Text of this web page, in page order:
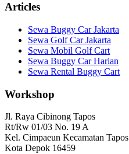
Articles
Sewa Buggy Car Jakarta
Sewa Golf Car Jakarta
Sewa Mobil Golf Cart
Sewa Buggy Car Harian
Sewa Rental Buggy Cart
Workshop
Jl. Raya Cibinong Tapos
Rt/Rw 01/03 No. 19 A
Kel. Cimpaeun Kecamatan Tapos
Kota Depok 16459